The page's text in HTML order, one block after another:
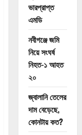
ভারপ্রাপ্ত
এমডি
নবীগঞ্জে জমি
নিয়ে সংঘর্ষ
নিহত-১ আহত
২০
জ্বালানি তেলের
দাম বেড়েছে,
কোনটায় কত?